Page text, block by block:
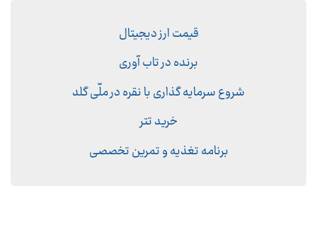
قیمت ارز دیجیتال
برنده در تاب آوری
شروع سرمایه گذاری با نقره در ملّی گلد
خرید تتر
برنامه تغذیه و تمرین تخصصی